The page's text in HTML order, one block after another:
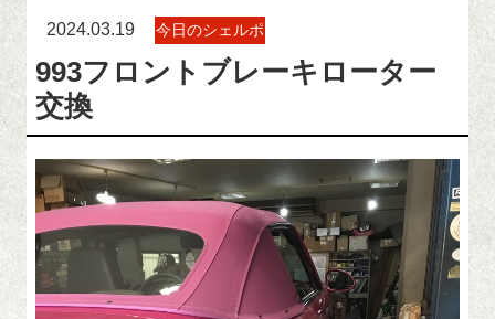
2024.03.19 今日のシェルポ
993フロントブレーキローター
交換